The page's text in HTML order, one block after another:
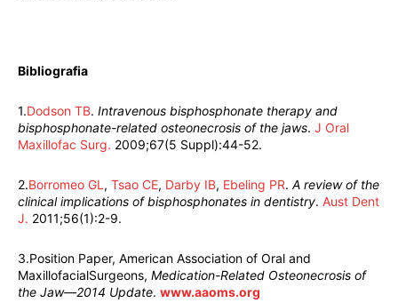
Bibliografia
1.Dodson TB. Intravenous bisphosphonate therapy and
bisphosphonate-related osteonecrosis of the jaws. J Oral
Maxillofac Surg. 2009;67(5 Suppl):44-52.
2.Borromeo GL, Tsao CE, Darby IB, Ebeling PR. A review of the
clinical implications of bisphosphonates in dentistry. Aust Dent
J. 2011;56(1):2-9.
3.Position Paper, American Association of Oral and
MaxillofacialSurgeons, Medication-Related Osteonecrosis of
the Jaw—2014 Update. www.aaoms.org